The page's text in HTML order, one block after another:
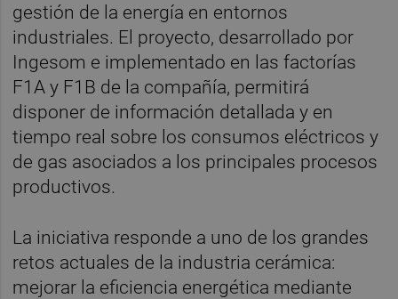
gestión de la energía en entornos
industriales. El proyecto, desarrollado por
Ingesom e implementado en las factorías
F1A y F1B de la compañía, permitirá
disponer de información detallada y en
tiempo real sobre los consumos eléctricos y
de gas asociados a los principales procesos
productivos.
La iniciativa responde a uno de los grandes
retos actuales de la industria cerámica:
mejorar la eficiencia energética mediante